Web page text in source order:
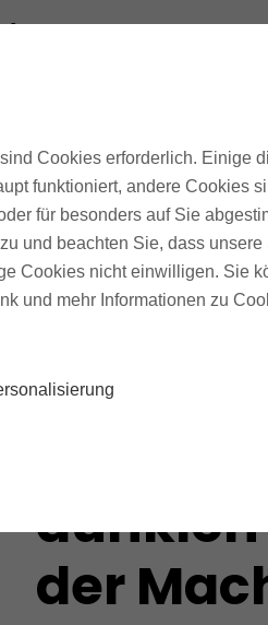
MARKENMASTERCLASS
dunklen
der
Cookies erforderlich. Einige
funktioniert, andere Cookies
für besonders auf Sie
und beachten Sie, dass unsere
Cookies nicht einwilligen. Sie
und mehr Informationen zu